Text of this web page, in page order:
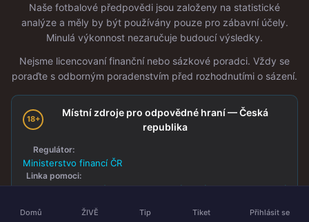
Naše fotbalové předpovědi jsou založeny na statistické
analýze a měly by být používány pouze pro zábavní účely.
Minulá výkonnost nezaručuje budoucí výsledky.
Nejsme licencovaní finanční nebo sázkové poradci. Vždy se
poraďte s odborným poradenstvím před rozhodnutími o sázení.
18+
Místní zdroje pro odpovědné hraní — Česká
republika
Regulátor:
Ministerstvo financí ČR
Linka pomoci:
Společnost Podané ruce — Hazardní hraní(24/7)
Linka první
Sebevyloučení:
Domů ŽIVĚ Tip Tiket Přihlásit se